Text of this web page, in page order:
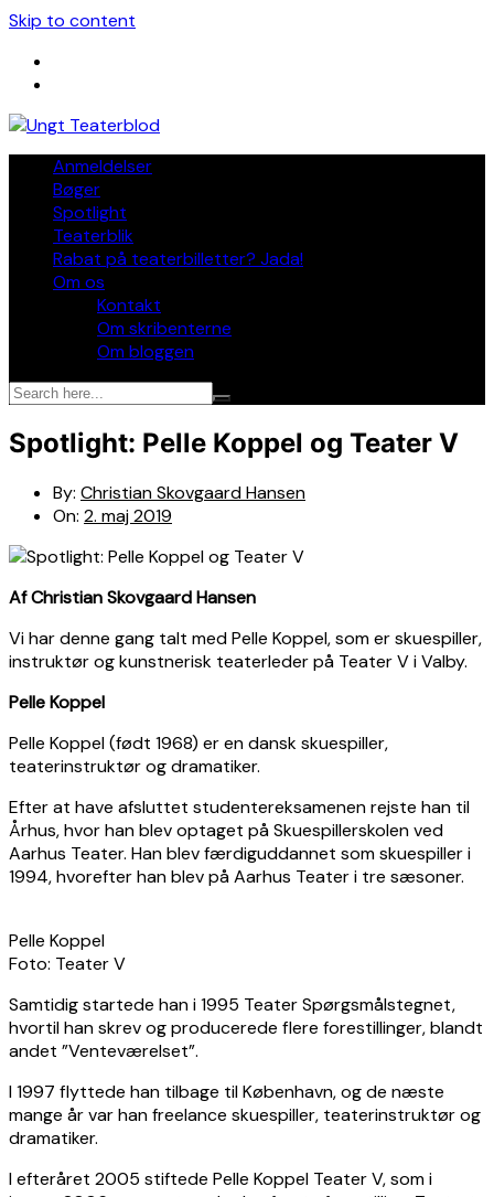
Skip to content
Anmeldelser
Bøger
Spotlight
Teaterblik
Rabat på teaterbilletter? Jada!
Om os
Kontakt
Om skribenterne
Om bloggen
Spotlight: Pelle Koppel og Teater V
By: Christian Skovgaard Hansen
On: 2. maj 2019
Af Christian Skovgaard Hansen
Vi har denne gang talt med Pelle Koppel, som er skuespiller,
instruktør og kunstnerisk teaterleder på Teater V i Valby.
Pelle Koppel
Pelle Koppel (født 1968) er en dansk skuespiller,
teaterinstruktør og dramatiker.
Efter at have afsluttet studentereksamenen rejste han til
Århus, hvor han blev optaget på Skuespillerskolen ved
Aarhus Teater. Han blev færdiguddannet som skuespiller i
1994, hvorefter han blev på Aarhus Teater i tre sæsoner.
Pelle Koppel
Foto: Teater V
Samtidig startede han i 1995 Teater Spørgsmålstegnet,
hvortil han skrev og producerede flere forestillinger, blandt
andet ”Venteværelset”.
I 1997 flyttede han tilbage til København, og de næste
mange år var han freelance skuespiller, teaterinstruktør og
dramatiker.
I efteråret 2005 stiftede Pelle Koppel Teater V, som i